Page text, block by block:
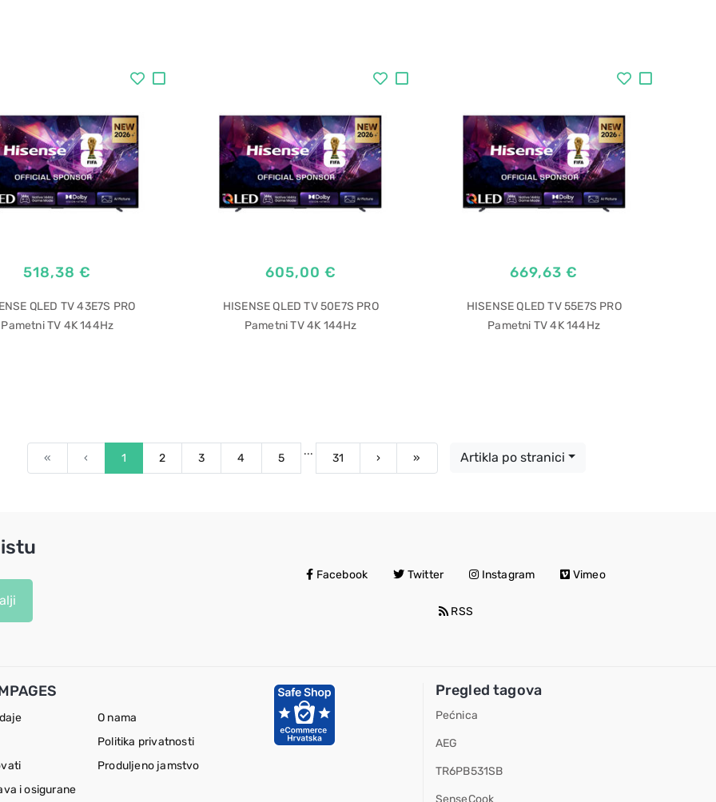
518,38 €
QLED TV 43E7S PRO
Pametni TV 4K 144Hz
605,00 €
HISENSE QLED TV 50E7S PRO
Pametni TV 4K 144Hz
669,63 €
HISENSE QLED TV 55E7S PRO
Pametni TV 4K 144Hz
« ‹ Previous
1 2 3 4 5
...
31 ›Next » Artikla po stranici
Facebook Twitter Instagram Vimeo
RSS
O nama
Politika privatnosti
Produljeno jamstvo
i osigurane
Pregled tagova
Pećnica
AEG
TR6PB531SB
SenseCook